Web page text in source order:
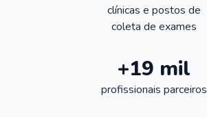
clínicas e postos de
coleta de exames
+19 mil
profissionais parceiros